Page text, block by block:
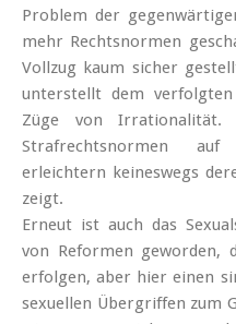
Problem der
mehr Rechtsnormen
Vollzug kaum sicher
unterstellt dem
Züge von Irrationalität.
Strafrechtsnormen auf
erleichtern keineswegs
zeigt.
Erneut ist auch das
von Reformen geworden,
erfolgen, aber hier einen
sexuellen Übergriffen zum